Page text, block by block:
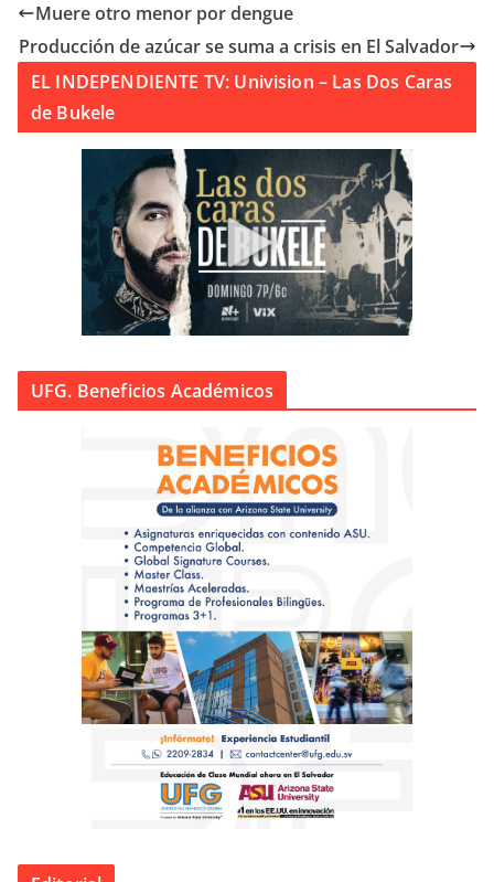
Muere otro menor por dengue
Producción de azúcar se suma a crisis en El Salvador
EL INDEPENDIENTE TV: Univision – Las Dos Caras
de Bukele
UFG. Beneficios Académicos